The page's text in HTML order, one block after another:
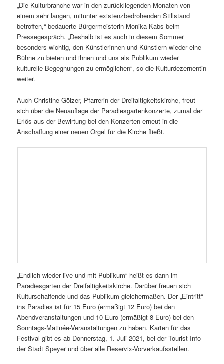
„Die Kulturbranche war in den zurückliegenden Monaten von
einem sehr langen, mitunter existenzbedrohenden Stillstand
betroffen,“ bedauerte Bürgermeisterin Monika Kabs beim
Pressegespräch. „Deshalb ist es auch in diesem Sommer
besonders wichtig, den Künstlerinnen und Künstlern wieder eine
Bühne zu bieten und ihnen und uns als Publikum wieder
kulturelle Begegnungen zu ermöglichen“, so die Kulturdezernentin
weiter.
Auch Christine Gölzer, Pfarrerin der Dreifaltigkeitskirche, freut
sich über die Neuauflage der Paradiesgartenkonzerte, zumal der
Erlös aus der Bewirtung bei den Konzerten erneut in die
Anschaffung einer neuen Orgel für die Kirche fließt.
„Endlich wieder live und mit Publikum“ heißt es dann im
Paradiesgarten der Dreifaltigkeitskirche. Darüber freuen sich
Kulturschaffende und das Publikum gleichermaßen. Der „Eintritt“
ins Paradies ist für 15 Euro (ermäßigt 12 Euro) bei den
Abendveranstaltungen und 10 Euro (ermäßigt 8 Euro) bei den
Sonntags-Matinée-Veranstaltungen zu haben. Karten für das
Festival gibt es ab Donnerstag, 1. Juli 2021, bei der Tourist-Info
der Stadt Speyer und über alle Reservix-Vorverkaufsstellen.